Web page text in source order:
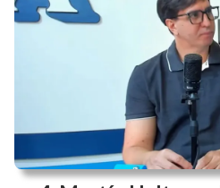
Se realizó la
¿Chat GPT